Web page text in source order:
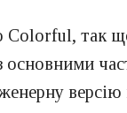
Colorful, так
основними